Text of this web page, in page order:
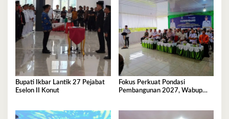
Bupati Ikbar Lantik 27 Pejabat
Eselon II Konut
Fokus Perkuat Pondasi
Pembangunan 2027, Wabup